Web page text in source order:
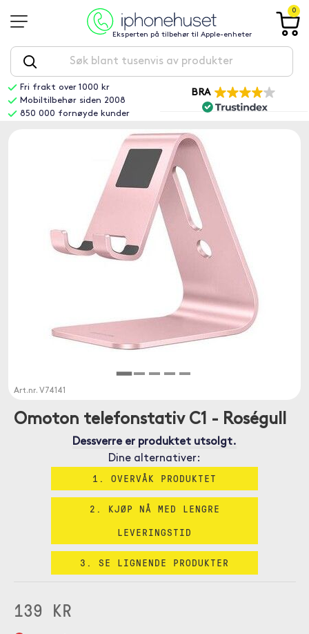
Eksperten på tilbehør til Apple-enheter
0
Fri frakt over 1000 kr
Mobiltilbehør siden 2008
850 000 fornøyde kunder
BRA
Art.nr. V74141
Omoton telefonstativ C1 - Roségull
Dessverre er produktet utsolgt.
Dine alternativer:
1. OVERVÅK PRODUKTET
2. KJØP NÅ MED LENGRE
LEVERINGSTID
3. SE LIGNENDE PRODUKTER
139 KR